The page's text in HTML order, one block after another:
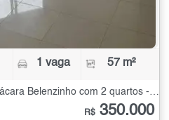
1 vaga 57 m²
Apartamento à Venda na Chácara Belenzinho com 2 quartos - 57 m²
R$ 350.000